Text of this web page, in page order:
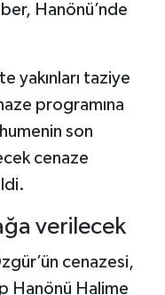
Hanönü’nde
yakınları taziye
programına
son
cenaze
verilecek
cenazesi,
Hanönü Halime